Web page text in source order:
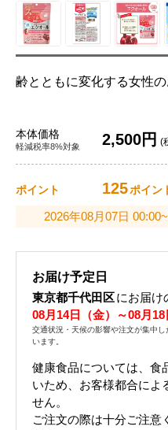
齢とともに変化する女性
本体価格
軽減税率8%対象 2,500円 (
ポイント 125ポイン
2026年08月07日
お届け予定日
東京都千代田区にお届け
08月14日（金）～08月18
交通状況・天候の影響や注文が集中
います。
健康食品については、食
いため、お客様都合によ
せん。
ご注文の際は十分ご注意